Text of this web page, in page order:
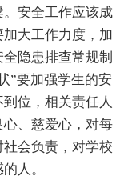
安全工作应该成
大工作力度，加
隐患排查常规制
”要加强学生的安
位，相关责任人
、慈爱心，对每
会负责，对学校
人。